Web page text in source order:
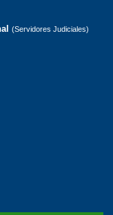
(Servidores Judiciales)